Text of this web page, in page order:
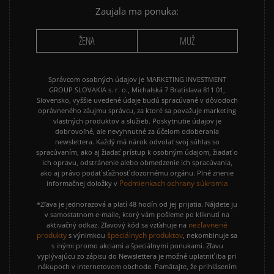
Zaujala ma ponuka:
ŽENA MUŽ
Správcom osobných údajov je MARKETING INVESTMENT
GROUP SLOVAKIA s. r. o., Michalská 7 Bratislava 811 01,
Slovensko, vyššie uvedené údaje budú spracúvané v dôvodoch
oprávneného záujmu správcu, za ktoré sa považuje marketing
vlastných produktov a služieb. Poskytnutie údajov je
dobrovoľné, ale nevyhnutné za účelom odoberania
newslettera. Každý má nárok odvolať svoj súhlas so
spracúvaním, ako aj žiadať prístup k osobným údajom, žiadať o
ich opravu, odstránenie alebo obmedzenie ich spracúvania,
ako aj právo podať sťažnosť dozornému orgánu. Plné znenie
informačnej doložky v Podmienkach ochrany súkromia
*Zľava je jednorazová a platí 48 hodín od jej prijatia. Nájdete ju
v samostatnom e-maile, ktorý vám pošleme po kliknutí na
aktivačný odkaz. Zľavový kód sa vzťahuje na nezľavnené
produkty s výnimkou špeciálnych produktov, nekombinuje sa
s inými promo akciami a špeciálnymi ponukami. Zľavu
vyplývajúcu zo zápisu do Newslettera je možné uplatniť iba pri
nákupoch v internetovom obchode. Pamätajte, že prihlásením